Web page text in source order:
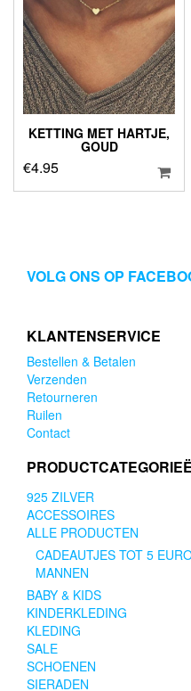
KETTING MET HARTJE,
GOUD
€4.95
VOLG ONS OP
KLANTENSERVICE
Bestellen & Betalen
Verzenden
Retourneren
Ruilen
Contact
925 ZILVER
ACCESSOIRES
ALLE PRODUCTEN
CADEAUTJES TOT 5
MANNEN
BABY & KIDS
KINDERKLEDING
KLEDING
SALE
SCHOENEN
SIERADEN